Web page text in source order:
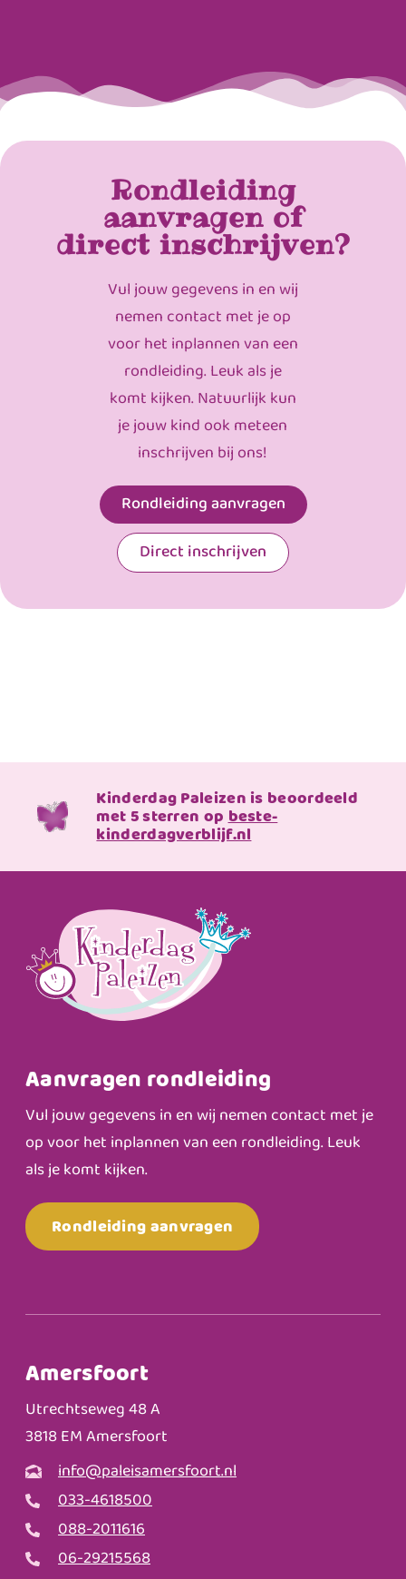
Rondleiding
aanvragen of
direct inschrijven?
Vul jouw gegevens in en wij
nemen contact met je op
voor het inplannen van een
rondleiding. Leuk als je
komt kijken. Natuurlijk kun
je jouw kind ook meteen
inschrijven bij ons!
Rondleiding aanvragen
Direct inschrijven
Kinderdag Paleizen is beoordeeld
met 5 sterren opbeste-
kinderdagverblijf.nl
Aanvragen rondleiding
Vul jouw gegevens in en wij nemen contact met je
op voor het inplannen van een rondleiding. Leuk
als je komt kijken.
Rondleiding aanvragen
Amersfoort
Utrechtseweg 48 A
3818 EM Amersfoort
info@paleisamersfoort.nl
033-4618500
088-2011616
06-29215568